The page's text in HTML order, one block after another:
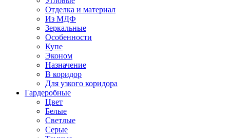
Отделка и материал
Из МДФ
Зеркальные
Особенности
Купе
Эконом
Назначение
В коридор
Для узкого коридора
Гардеробные
Цвет
Белые
Светлые
Серые